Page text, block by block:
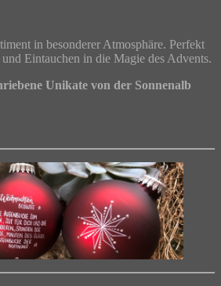
in besonderer Atmosphäre. Perfekt
Eintauchen in die Magie des Advents.
Unikate von der Sonnenalb